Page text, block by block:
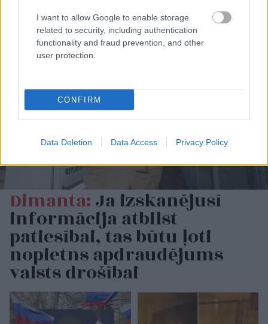
I want to allow Google to enable storage
related to security, including authentication
functionality and fraud prevention, and other
user protection.
CONFIRM
Data Deletion Data Access Privacy Policy
Dimanta:Ja izskanējusī
informācija atbilst
patiesībai, tas būtu ļoti
nopietns apdraudējums
valsts drošībai